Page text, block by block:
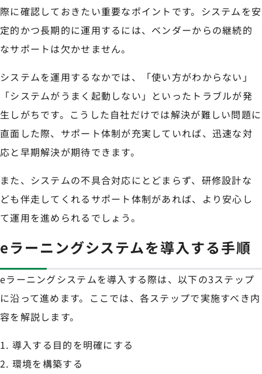
際に確認しておきたい重要なポイントです。システムを安
定的かつ長期的に運用するには、ベンダーからの継続的
なサポートは欠かせません。
システムを運用するなかでは、「使い方がわからない」
「システムがうまく起動しない」といったトラブルが発
生しがちです。こうした自社だけでは解決が難しい問題に
直面した際、サポート体制が充実していれば、迅速な対
応と早期解決が期待できます。
また、システムの不具合対応にとどまらず、研修設計な
ども伴走してくれるサポート体制があれば、より安心し
て運用を進められるでしょう。
eラーニングシステムを導入する手順
eラーニングシステムを導入する際は、以下の3ステップ
に沿って進めます。ここでは、各ステップで実施すべき内
容を解説します。
導入する目的を明確にする
環境を構築する